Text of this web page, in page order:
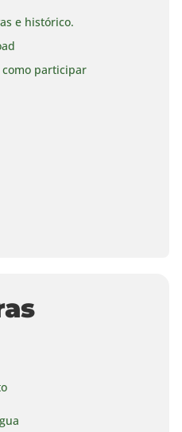
e histórico.
como participar